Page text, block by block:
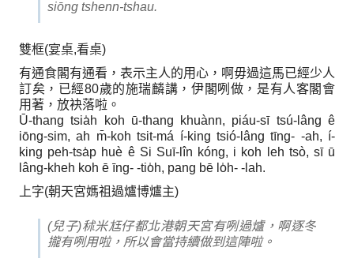
siōng tshenn-tshau.
雙框(宴桌,看桌)
有通食閣有通看，表示主人的用心，啊毋過這馬已經少人
訂矣，已經80歲的施瑞麟講，伊閣咧做，是有人客閣會
用著，放袂落啦。
Ū-thang tsia̍h koh ū-thang khuànn, piáu-sī tsú-lâng ê
iōng-sim, ah m̄-koh tsit-má í-king tsió-lâng tīng- -ah, í-
king peh-tsa̍p huè ê Si Suī-lîn kóng, i koh leh tsò, sī ū
lâng-kheh koh ē īng- -tio̍h, pang bē lo̍h- -lah.
上字(朝天宮媽祖過爐博爐主)
(兒子)秫米尪仔都北港朝天宮有咧過爐，啊逐冬
攏有咧用啦，所以會當持續做到這陣啦。